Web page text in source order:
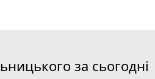
за сьогодні